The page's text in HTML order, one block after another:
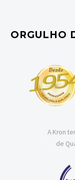
ORGULHO
A Kron
de